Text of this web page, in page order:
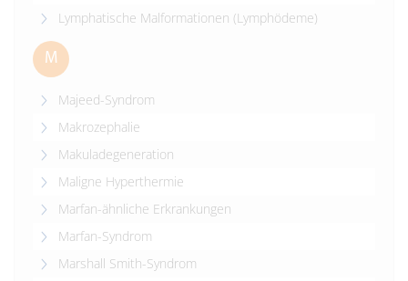
Lymphatische Malformationen (Lymphödeme)
M
Majeed-Syndrom
Makrozephalie
Makuladegeneration
Maligne Hyperthermie
Marfan-ähnliche Erkrankungen
Marfan-Syndrom
Marshall Smith-Syndrom